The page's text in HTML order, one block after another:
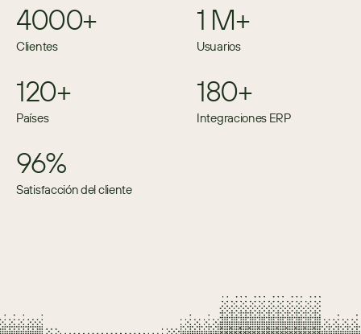
4000+
Clientes
1 M+
Usuarios
120+
Países
180+
Integraciones ERP
96%
Satisfacción del cliente